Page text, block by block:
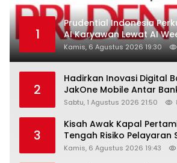
1
Prudential Indonesia
AI Karyawan Lewat AI
Kamis, 6 Agustus 2026 19:30
2
Hadirkan Inovasi Digital
JakOne Mobile Antar
Raih Digital Excellence
Sabtu, 1 Agustus 2026 21:50
3
Kisah Awak Kapal
Tengah Risiko Pelayaran
Kamis, 6 Agustus 2026 19:43